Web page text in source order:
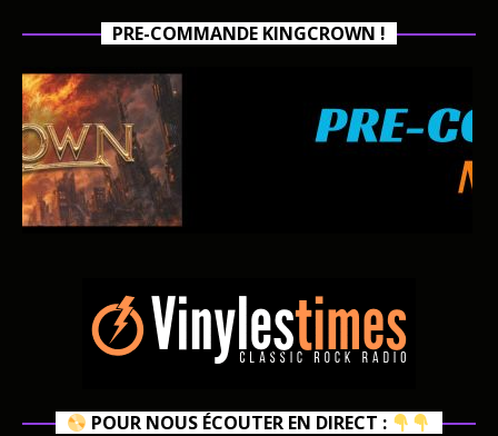
PRE-COMMANDE KINGCROWN !
POUR NOUS ÉCOUTER EN DIRECT :